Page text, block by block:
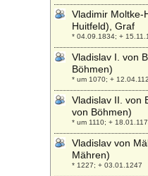
Vladimir Moltke-
Huitfeld), Graf
* 04.09.1834; +
Vladislav I. von
Böhmen)
* um 1070; +
Vladislav II. von
von Böhmen)
* um 1110; +
Vladislav von
Mähren)
* 1227; + 03.01.1247